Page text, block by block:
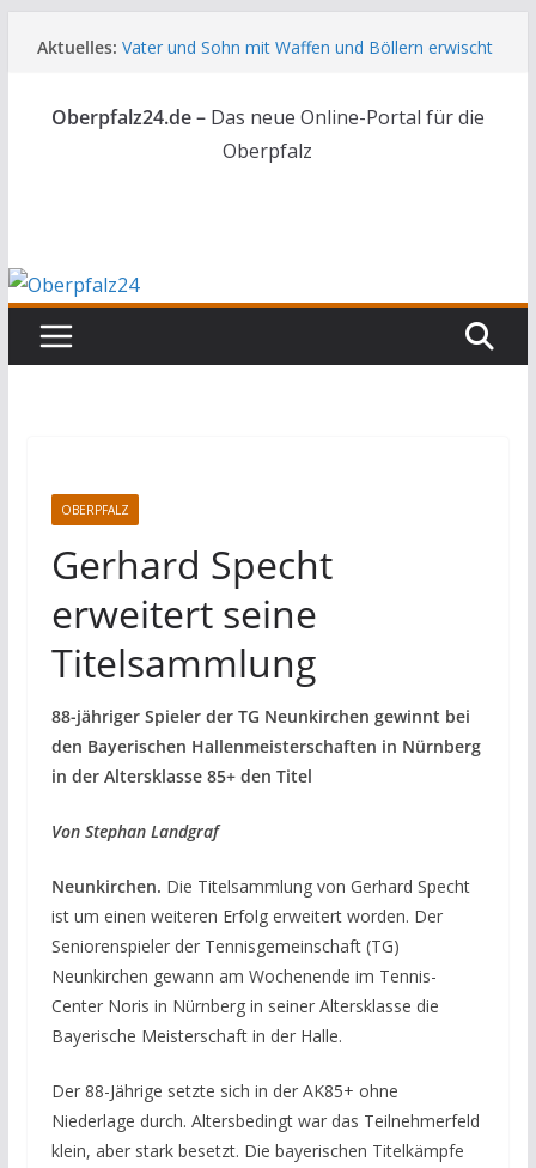
Inhalt
Aktuelles: Vater und Sohn mit Waffen und Böllern erwischt
Audi prallt gegen Brückengeländer in Weiden
Ortsumgehung Waldershof ist eröffnet
Deutsch-amerikanischer Schüleraustausch zu
Oberpfalz24.de – Das neue Online-Portal für die
Oberpfalz
OBERPFALZ
Gerhard Specht
erweitert seine
Titelsammlung
88-jähriger Spieler der TG Neunkirchen gewinnt bei
den Bayerischen Hallenmeisterschaften in Nürnberg
in der Altersklasse 85+ den Titel
Von Stephan Landgraf
Neunkirchen. Die Titelsammlung von Gerhard Specht
ist um einen weiteren Erfolg erweitert worden. Der
Seniorenspieler der Tennisgemeinschaft (TG)
Neunkirchen gewann am Wochenende im Tennis-
Center Noris in Nürnberg in seiner Altersklasse die
Bayerische Meisterschaft in der Halle.
Der 88-Jährige setzte sich in der AK85+ ohne
Niederlage durch. Altersbedingt war das Teilnehmerfeld
klein, aber stark besetzt. Die bayerischen Titelkämpfe